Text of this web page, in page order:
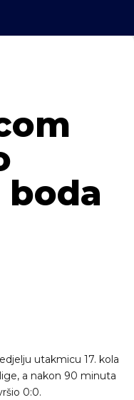
utakmicu 17. kola
a nakon 90 minuta
0:0.